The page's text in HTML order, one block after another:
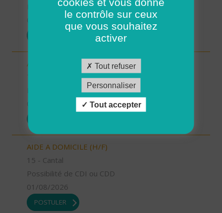
Possibilité de CDI ou CDD
01/08/2026
AIDE A DOMICILE (H/F)
76 - Seine-Maritime
Possibilité de CDI ou CDD
AIDE A DOMICILE (H/F)
15 - Cantal
Possibilité de CDI ou CDD
01/08/2026
POSTULER
le contrôle sur ceux
que vous souhaitez
activer
Tout refuser
Personnaliser
Tout accepter